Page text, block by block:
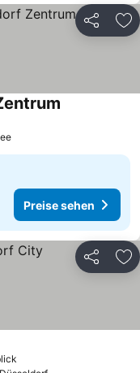
Teilen
Preise sehen
Teilen